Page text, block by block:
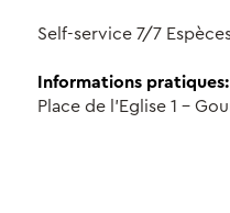
Self-service 7/7
Informations pratiques:
Place de l'Eglise 1 -